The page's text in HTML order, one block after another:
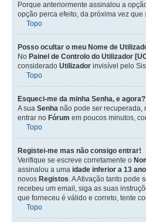
Porque anteriormente assinalou a
opção perca efeito, da próxima vez que
Topo
Posso ocultar o meu Nome de
No Painel de Controlo do Utilizador
considerado Utilizador invisível pelo
Topo
Esqueci-me da minha Senha, e agora?
A sua Senha não pode ser recuperada,
entrar no Fórum em poucos minutos,
Topo
Registei-me mas não consigo entrar!
Verifique se escreve corretamente o
assinalou a uma idade inferior a 13
novos Registos. A Ativação tanto pode
recebeu um email, siga as suas
que forneceu é válido e correto, tente
Topo